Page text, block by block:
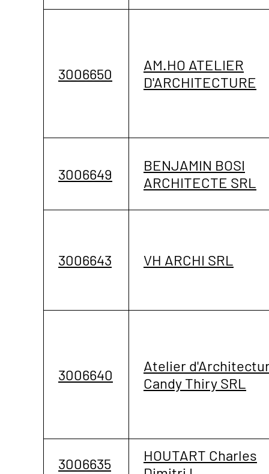
3006650
AM.HO ATELIER
D'ARCHITECTURE
3006649
BENJAMIN BOSI
ARCHITECTE SRL
3006643 VH ARCHI SRL
3006640
Atelier
Candy Thiry SRL
3006635
HOUTART Charles